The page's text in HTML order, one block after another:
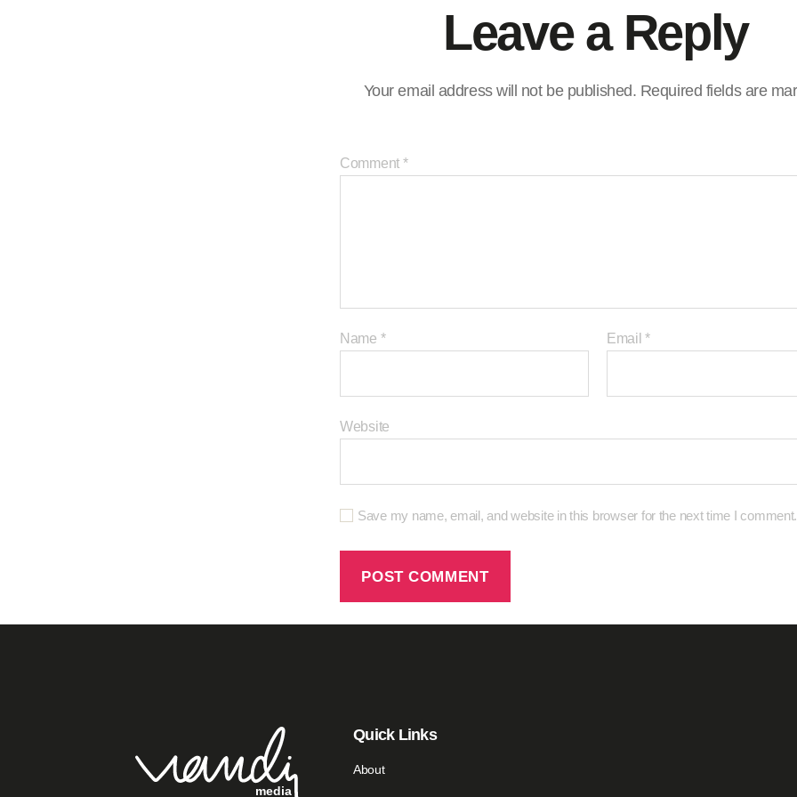
Leave a Reply
Your email address will not be published. Required fields are
Comment *
Name * Email*
Website
Save my name, email, and website in this browser for the next time I comment.
Quick Links
About